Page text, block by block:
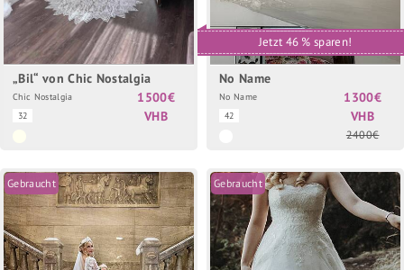
„Bil“ von Chic Nostalgia
Chic Nostalgia
32
1500€
VHB
Jetzt 46 % sparen!
No Name
No Name
42
1300€
VHB
2400€
Gebraucht Gebraucht